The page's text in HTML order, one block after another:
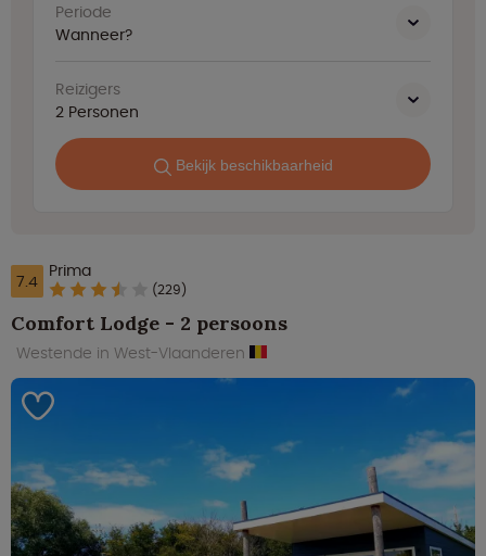
Periode
Wanneer?
Reizigers
2 Personen
Bekijk beschikbaarheid
7.4 Prima
(229)
Comfort Lodge - 2 persoons
Westende in West-Vlaanderen